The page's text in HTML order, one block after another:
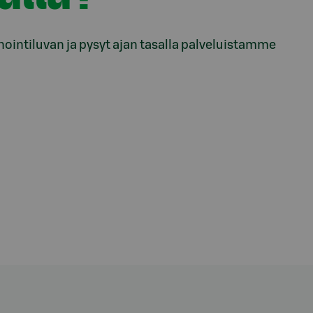
ja pysyt ajan tasalla palveluistamme